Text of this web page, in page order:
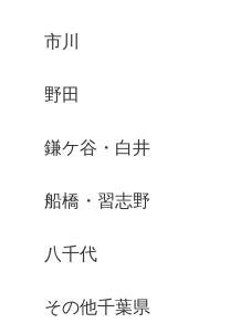
市川
野田
鎌ケ谷・白井
船橋・習志野
八千代
その他千葉県